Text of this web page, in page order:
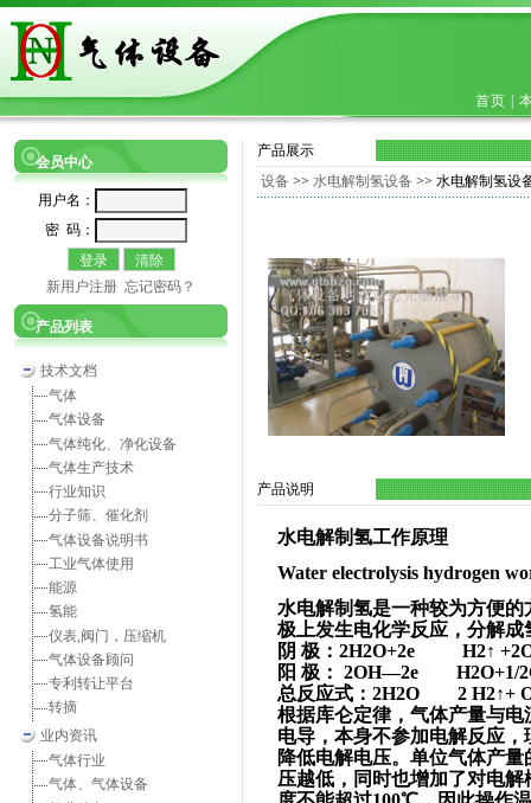
首页
会员中心
用户名：
密 码：
新用户注册 忘记密码？
产品列表
技术文档
气体
气体设备
气体纯化、净化设备
气体生产技术
行业知识
分子筛、催化剂
气体设备说明书
工业气体使用
能源
氢能
仪表,阀门，压缩机
气体设备顾问
专利转让平台
转摘
业内资讯
气体行业
气体、气体设备
产品展示
设备 >> 水电解制氢设备 >> 水电解制氢设
产品说明
水电解制氢工作原理
Water electrolysis hydrogen
水电解制氢是一种较为方便
极上发生电化学反应，分解
阴 极：2H2O+2e H2↑
阳 极： 2OH—2e H2O+1/
总反应式：2H2O 2 H2↑+
根据库仑定律，气体产量与
电导，本身不参加电解反应
降低电解电压。单位气体产
压越低，同时也增加了对电